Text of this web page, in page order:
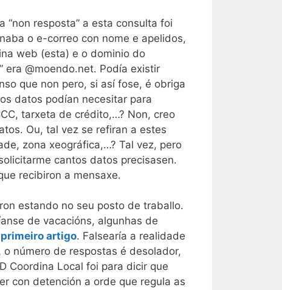
resposta” a esta consulta foi
o e-correo con nome e apelidos,
web (esta) e o dominio do
era @moendo.net. Podía existir
que non pero, si así fose, é obriga
datos podían necesitar para
tarxeta de crédito,…? Non, creo
Ou, tal vez se refiran a estes
zona xeográfica,…? Tal vez, pero
cantos datos precisasen.
recibiron a mensaxe.
estando no seu posto de traballo.
de vacacións, algunhas de
primeiro artigo. Falsearía a realidade
número de respostas é desolador,
Coordina Local foi para dicir que
con detención a orde que regula as